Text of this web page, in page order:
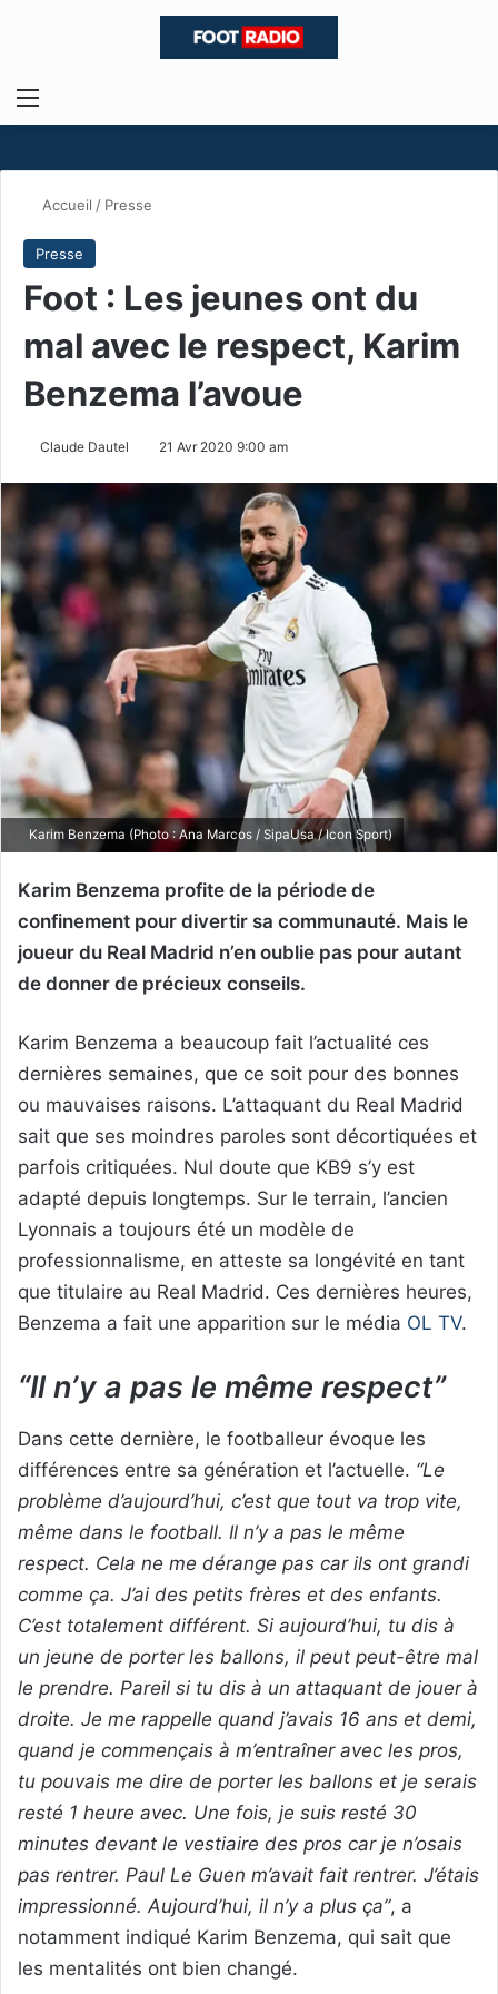
Menu
Accueil / Presse
Presse
Foot : Les jeunes ont du
mal avec le respect, Karim
Benzema l’avoue
Claude Dautel 21 Avr 2020 9:00 am
Karim Benzema (Photo : Ana Marcos / SipaUsa / Icon Sport)
Karim Benzema profite de la période de
confinement pour divertir sa communauté. Mais le
joueur du Real Madrid n’en oublie pas pour autant
de donner de précieux conseils.
Karim Benzema a beaucoup fait l’actualité ces
dernières semaines, que ce soit pour des bonnes
ou mauvaises raisons. L’attaquant du Real Madrid
sait que ses moindres paroles sont décortiquées et
parfois critiquées. Nul doute que KB9 s’y est
adapté depuis longtemps. Sur le terrain, l’ancien
Lyonnais a toujours été un modèle de
professionnalisme, en atteste sa longévité en tant
que titulaire au Real Madrid. Ces dernières heures,
Benzema a fait une apparition sur le média OL TV.
“Il n’y a pas le même respect”
Dans cette dernière, le footballeur évoque les
différences entre sa génération et l’actuelle. “Le
problème d’aujourd’hui, c’est que tout va trop vite,
même dans le football. Il n’y a pas le même
respect. Cela ne me dérange pas car ils ont grandi
comme ça. J’ai des petits frères et des enfants.
C’est totalement différent. Si aujourd’hui, tu dis à
un jeune de porter les ballons, il peut peut-être mal
le prendre. Pareil si tu dis à un attaquant de jouer à
droite. Je me rappelle quand j’avais 16 ans et demi,
quand je commençais à m’entraîner avec les pros,
tu pouvais me dire de porter les ballons et je serais
resté 1 heure avec. Une fois, je suis resté 30
minutes devant le vestiaire des pros car je n’osais
pas rentrer. Paul Le Guen m’avait fait rentrer. J’étais
impressionné. Aujourd’hui, il n’y a plus ça”, a
notamment indiqué Karim Benzema, qui sait que
les mentalités ont bien changé.